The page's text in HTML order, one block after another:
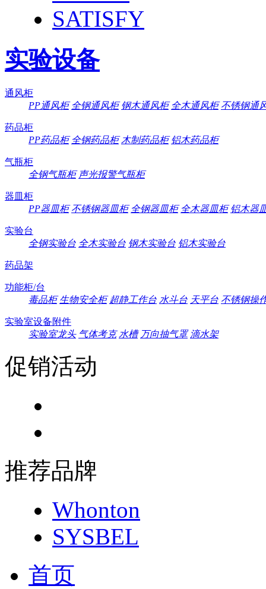
SATISFY
实验设备
通风柜
PP通风柜 全钢通风柜 钢木通风柜 全木通风柜 不锈钢通
药品柜
PP药品柜 全钢药品柜 木制药品柜 铝木药品柜
气瓶柜
全钢气瓶柜 声光报警气瓶柜
器皿柜
PP器皿柜 不锈钢器皿柜 全钢器皿柜 全木器皿柜 铝木器
实验台
全钢实验台 全木实验台 钢木实验台 铝木实验台
药品架
功能柜/台
毒品柜 生物安全柜 超静工作台 水斗台 天平台 不锈钢操
实验室设备附件
实验室龙头 气体考克 水槽 万向抽气罩 滴水架
促销活动
推荐品牌
Whonton
SYSBEL
首页